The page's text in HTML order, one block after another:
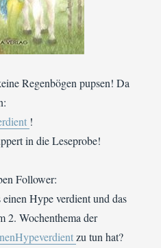
Regenbögen pupsen! Da
!
in die Leseprobe!
Follower:
Hype verdient und das
2. Wochenthema der
zu tun hat?